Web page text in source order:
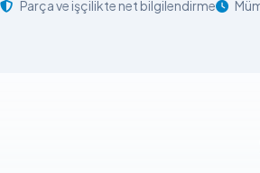
Parça ve işçilikte net bilgilendirme